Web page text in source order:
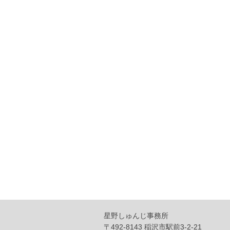
星野しゅんじ事務所
〒492-8143 稲沢市駅前3-2-21